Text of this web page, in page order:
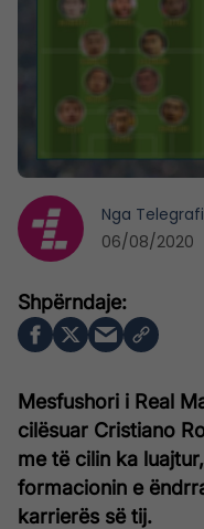
Mesfushori i Real
cilësuar Cristiano
me të cilin ka
formacionin e
karrierës së tij.
Nga Telegrafi
06/08/2020